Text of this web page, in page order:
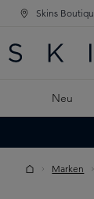
SPRINGEN
SPRINGEN
Skins
Neu
Marken